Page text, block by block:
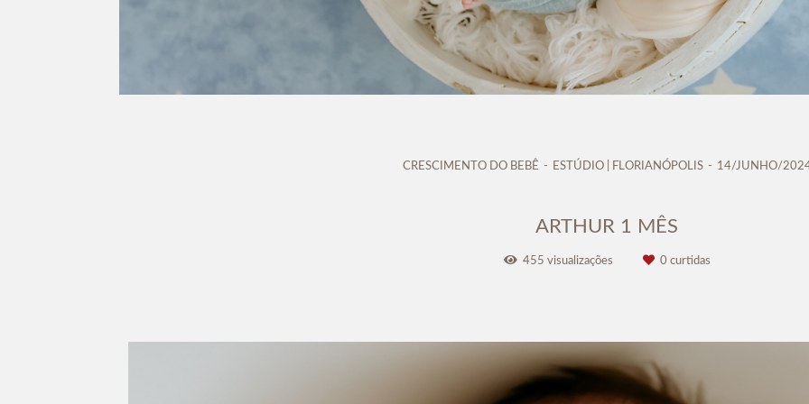
CRESCIMENTO DO BEBÊ ESTÚDIO | FLORIANÓPOLIS 14/JUNHO/
ARTHUR 1 MÊS
455 visualizações 0 curtidas